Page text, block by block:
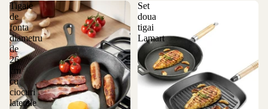
Tigaie
de
fonta
diametru
de
26
cm
cu
ciocuri
laterale
Set
doua
tigai
Lamart